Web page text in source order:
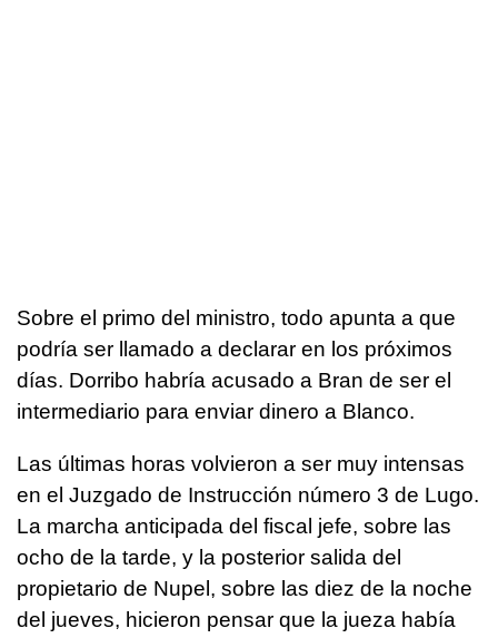
Sobre el primo del ministro, todo apunta a que
podría ser llamado a declarar en los próximos
días. Dorribo habría acusado a Bran de ser el
intermediario para enviar dinero a Blanco.
Las últimas horas volvieron a ser muy intensas
en el Juzgado de Instrucción número 3 de Lugo.
La marcha anticipada del fiscal jefe, sobre las
ocho de la tarde, y la posterior salida del
propietario de Nupel, sobre las diez de la noche
del jueves, hicieron pensar que la jueza había